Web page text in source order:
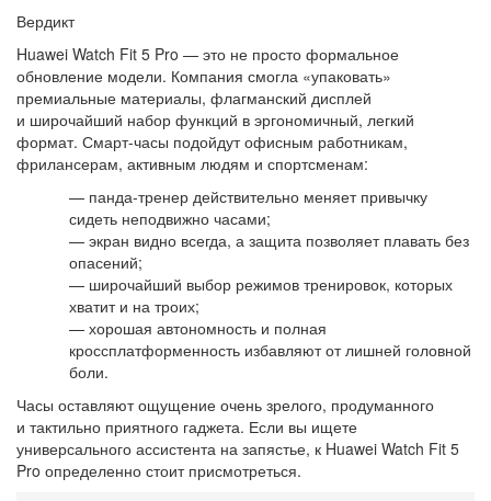
Вердикт
Huawei Watch Fit 5 Pro — это не просто формальное
обновление модели. Компания смогла «упаковать»
премиальные материалы, флагманский дисплей
и широчайший набор функций в эргономичный, легкий
формат. Смарт-часы подойдут офисным работникам,
фрилансерам, активным людям и спортсменам:
— панда-тренер действительно меняет привычку
сидеть неподвижно часами;
— экран видно всегда, а защита позволяет плавать без
опасений;
— широчайший выбор режимов тренировок, которых
хватит и на троих;
— хорошая автономность и полная
кроссплатформенность избавляют от лишней головной
боли.
Часы оставляют ощущение очень зрелого, продуманного
и тактильно приятного гаджета. Если вы ищете
универсального ассистента на запястье, к Huawei Watch Fit 5
Pro определенно стоит присмотреться.